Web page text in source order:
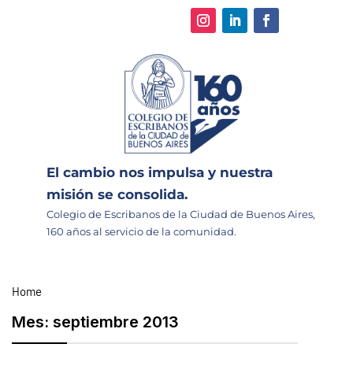
El cambio nos impulsa y nuestra
misión se consolida.
Colegio de Escribanos de la Ciudad de Buenos Aires,
160 años al servicio de la comunidad.
Home
Mes: septiembre 2013